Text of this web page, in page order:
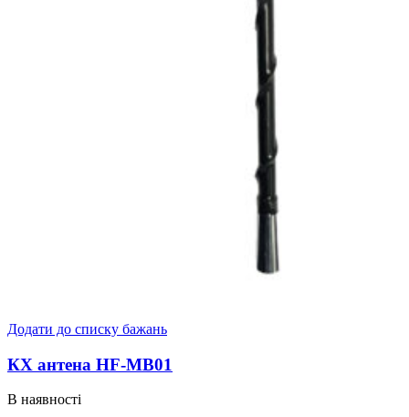
Додати до списку бажань
КХ антена HF-MB01
В наявності